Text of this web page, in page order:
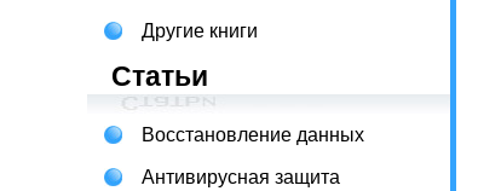
Другие книги
Статьи
Восстановление данных
Антивирусная защита